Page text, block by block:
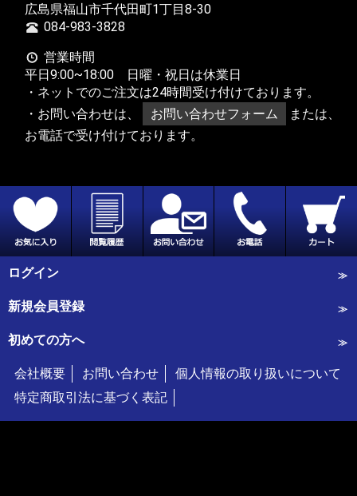
広島県福山市千代田町1丁目8-30
084-983-3828
営業時間
平日9:00~18:00 日曜・祝日は休業日
・ネットでのご注文は24時間受け付けております。
・お問い合わせは、
お問い合わせフォーム
または、
お電話で受け付けております。
ログイン
新規会員登録
初めての方へ
会社概要 お問い合わせ
個人情報の取り扱いについて
特定商取引法に基づく表記